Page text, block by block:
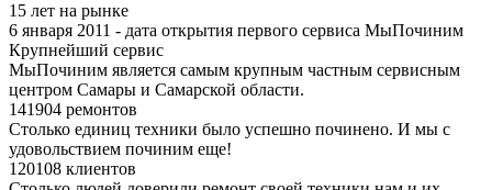
15 лет на рынке
6 января 2011 - дата открытия первого сервиса МыПочиним
Крупнейший сервис
МыПочиним является самым крупным частным сервисным
центром Самары и Самарской области.
141904 ремонтов
Столько единиц техники было успешно починено. И мы с
удовольствием починим еще!
120108 клиентов